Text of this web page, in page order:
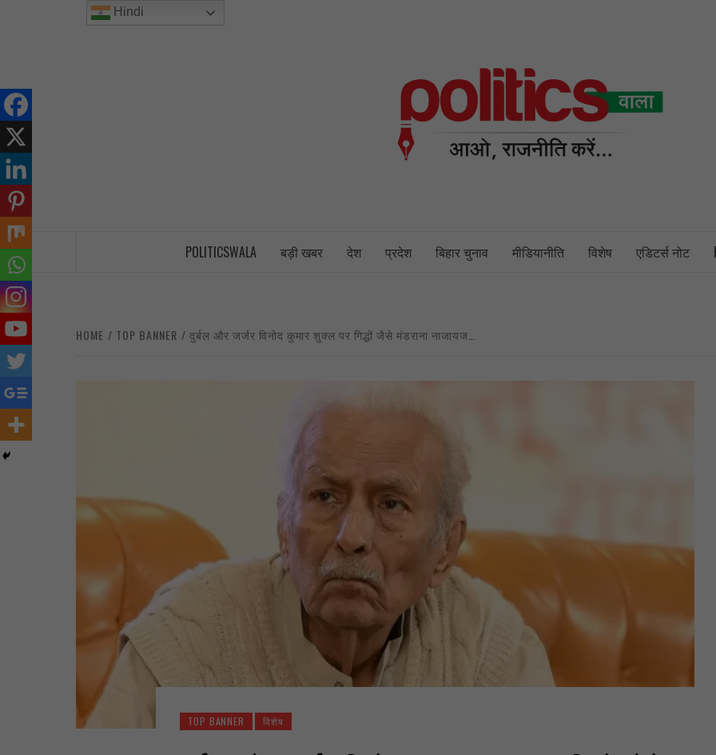
POLITICSWALA बड़ी खबर देश प्रदेश बिहार चुनाव मीडियानीति विशेष एडिटर्स नोट
HOME TOP BANNER दुर्बल और जर्जर विनोद कुमार शुक्ल पर गिद्धों जैसे मंडराना नाजायज…
TOP BANNER विशेष
Hindi